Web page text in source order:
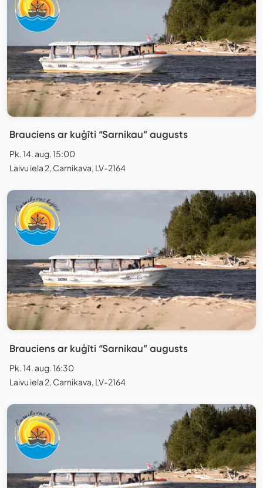
Brauciens ar kuģīti “Sarnikau” augusts
Pk. 14. aug. 15:00
Laivu iela 2, Carnikava, LV-2164
Brauciens ar kuģīti “Sarnikau” augusts
Pk. 14. aug. 16:30
Laivu iela 2, Carnikava, LV-2164